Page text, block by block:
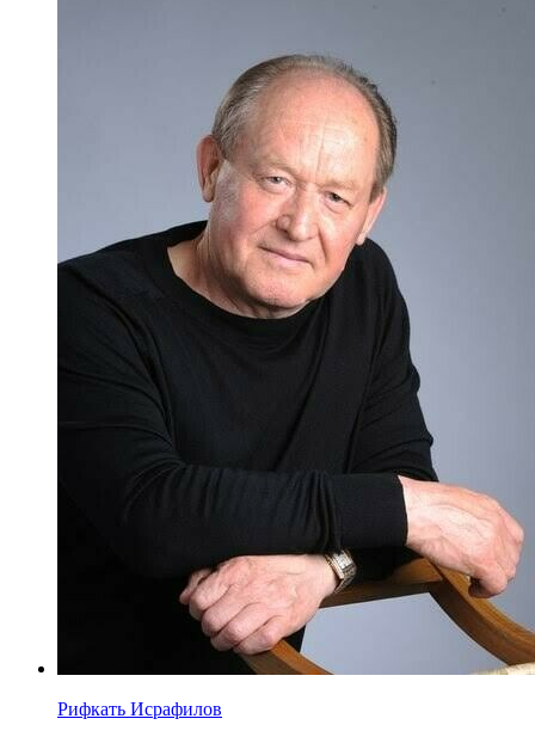
Рифкать Исрафилов